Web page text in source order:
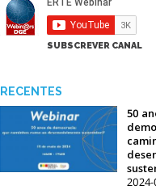
SUBSCREVER CANAL
RECENTES
50
2024-